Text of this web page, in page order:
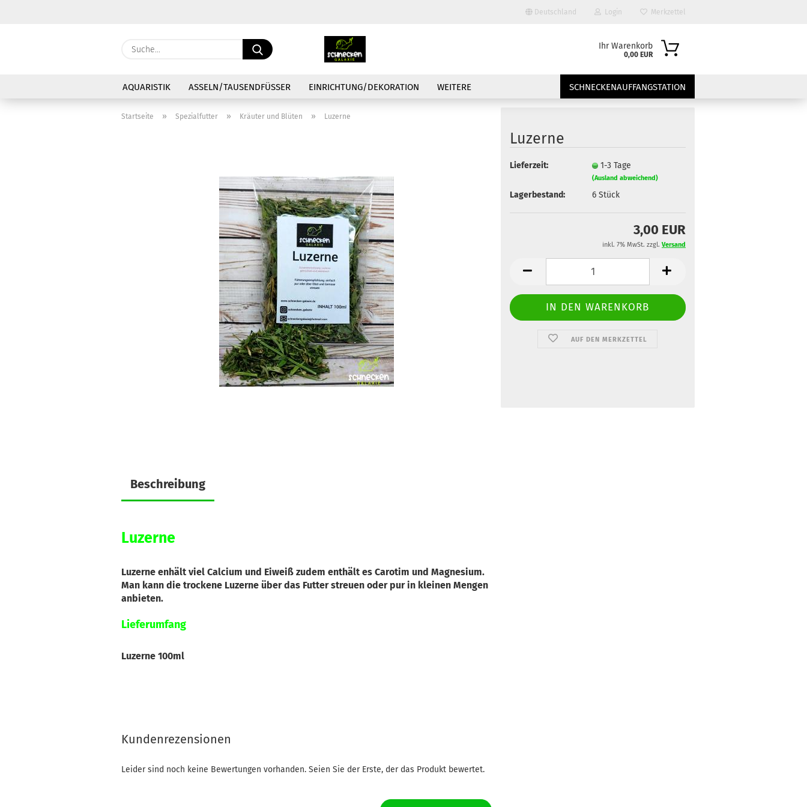
Deutschland Login
Passwort vergessen?
Merkzettel
Suche... Ihr Warenkorb
0,00 EUR
AQUARISTIK ASSELN/TAUSENDFÜSSER EINRICHTUNG/DEKORATION SCHNECKENAUFFANGSTATION
WEITERE
Startseite » Spezialfutter » Kräuter und Blüten » Luzerne
Luzerne
Lieferzeit: 1-3 Tage
(Ausland abweichend)
Lagerbestand: 6 Stück
3,00 EUR
inkl. 7% MwSt. zzgl. Versand
AUF DEN MERKZETTEL
Beschreibung
Luzerne
Luzerne enhält viel Calcium und Eiweiß zudem enthält es Carotim und Magnesium.
Man kann die trockene Luzerne über das Futter streuen oder pur in kleinen Mengen
anbieten.
Lieferumfang
Luzerne 100ml
Kundenrezensionen
Leider sind noch keine Bewertungen vorhanden. Seien Sie der Erste, der das Produkt bewertet.